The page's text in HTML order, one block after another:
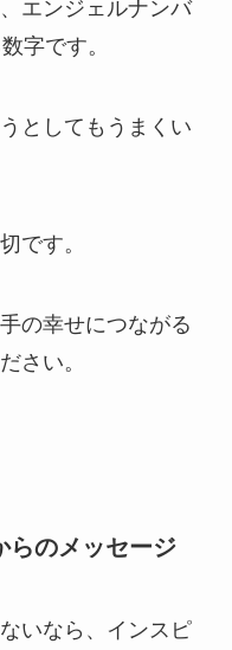
エンジェルナンバ
字です。
としてもうまくい
です。
の幸せにつながる
さい。
らのメッセージ
いなら、インスピ